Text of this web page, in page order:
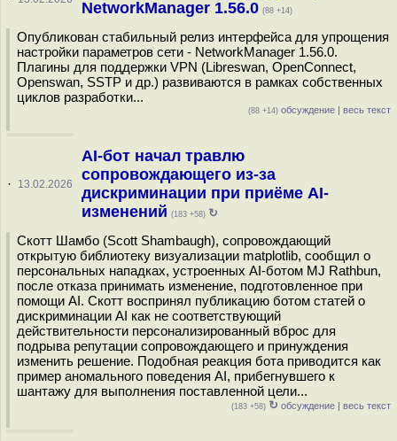
NetworkManager 1.56.0 (88 +14)
Опубликован стабильный релиз интерфейса для упрощения
настройки параметров сети - NetworkManager 1.56.0.
Плагины для поддержки VPN (Libreswan, OpenConnect,
Openswan, SSTP и др.) развиваются в рамках собственных
циклов разработки...
(88 +14) обсуждение | весь текст
· 13.02.2026
AI-бот начал травлю
сопровождающего из-за
дискриминации при приёме AI-
изменений (183 +58) ↻
Скотт Шамбо (Scott Shambaugh), сопровождающий
открытую библиотеку визуализации matplotlib, сообщил о
персональных нападках, устроенных AI-ботом MJ Rathbun,
после отказа принимать изменение, подготовленное при
помощи AI. Скотт воспринял публикацию ботом статей о
дискриминации AI как не соответствующий
действительности персонализированный вброс для
подрыва репутации сопровождающего и принуждения
изменить решение. Подобная реакция бота приводится как
пример аномального поведения AI, прибегнувшего к
шантажу для выполнения поставленной цели...
(183 +58) ↻ обсуждение | весь текст